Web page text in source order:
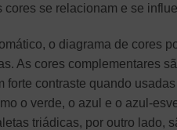
cores se relacionam e se
o diagrama de cores
As cores complementares
forte contraste quando
o verde, o azul e o azul-
triádicas, por outro lado,